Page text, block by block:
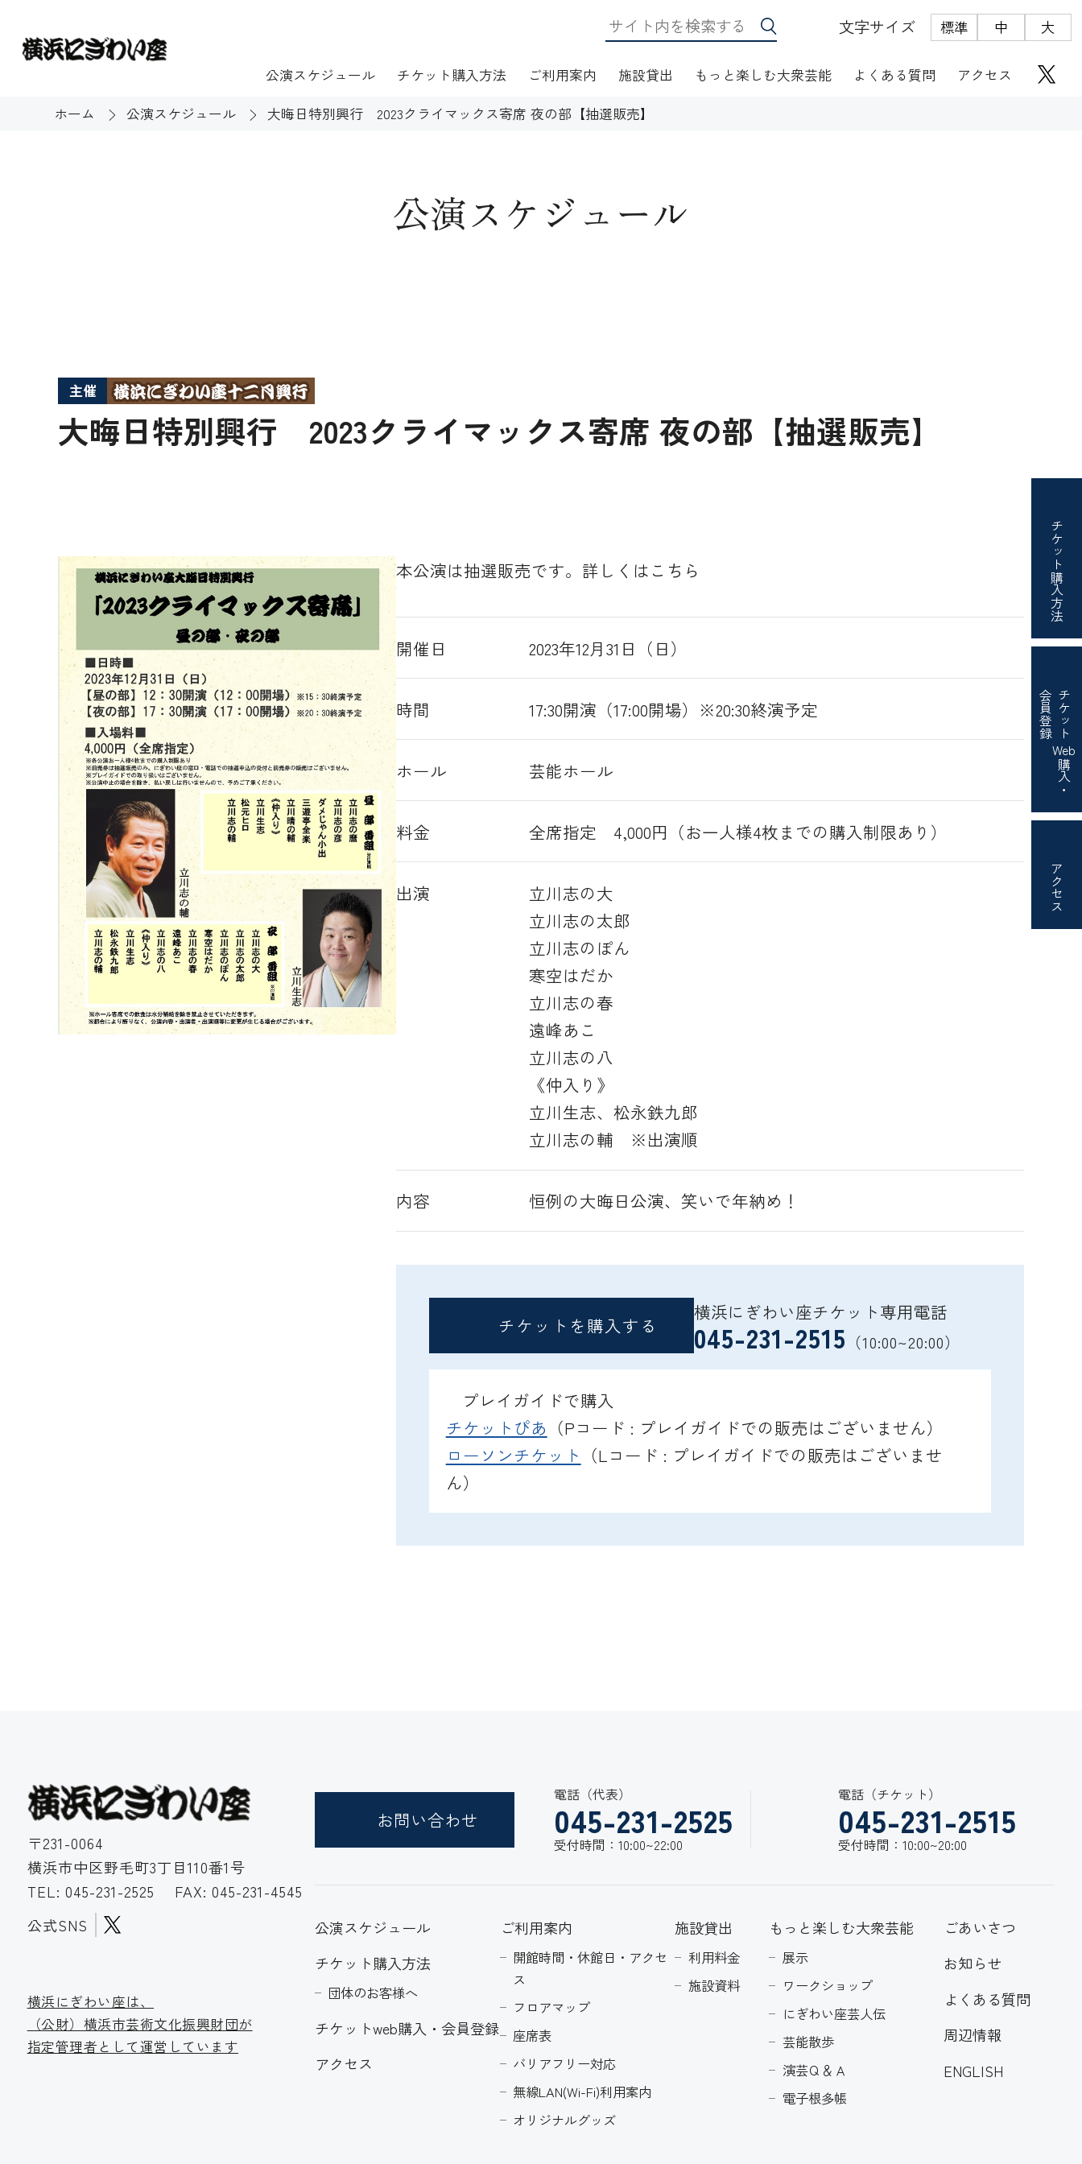
文字サイズ 標準 中 大
公演スケジュール チケット購入方法 ご利用案内
開館時間・休館日・アクセス フロアマップ
施設貸出
施設資料
もっと楽しむ大衆芸能
ワークショップ
よくある質問 アクセス
チケット
購入方法
チケット
Web
購入・
会員登録
アクセス
ホーム 公演スケジュール 大晦日特別興行 2023クライマックス寄席 夜の部【抽選販売】
公演スケジュール
主催
大晦日特別興行 2023クライマックス寄席 夜の部【抽選販売】
本公演は抽選販売です。詳しくは こちら
開催日 2023年12月31日（日）
時間 17:30開演（17:00開場）※20:30終演予定
ホール 芸能ホール
料金 全席指定 4,000円（お一人様4枚までの購入制限あり）
出演
立川志の大
立川志の太郎
立川志のぽん
寒空はだか
立川志の春
遠峰あこ
立川志の八
《仲入り》
立川生志、松永鉄九郎
立川志の輔 ※出演順
内容 恒例の大晦日公演、笑いで年納め！
チケットを購入する
横浜にぎわい座チケット専用電話
045-231-2515 （10:00~20:00）
プレイガイドで購入
チケットぴあ （Pコード : プレイガイドでの販売はございません）
ローソンチケット （Lコード : プレイガイドでの販売はございませ
ん）
〒231-0064
横浜市中区野毛町3丁目110番1号
TEL: 045-231-2525
FAX: 045-231-4545
公式SNS
お問い合わせ
電話（代表）
045-231-2525
受付時間：10:00~22:00
電話（チケット）
045-231-2515
受付時間：10:00~20:00
横浜にぎわい座は、
（公財）横浜市芸術文化振興財団が
指定管理者として運営しています
公演スケジュール
チケット購入方法
団体のお客様へ
チケットweb購入・会員登録
アクセス
ご利用案内
開館時間・休館日・アクセ
ス
フロアマップ
座席表
バリアフリー対応
無線LAN(Wi-Fi)利用案内
オリジナルグッズ
施設貸出
利用料金
施設資料
もっと楽しむ大衆芸能
展示
ワークショップ
にぎわい座芸人伝
芸能散歩
演芸Ｑ＆Ａ
電子根多帳
ごあいさつ
お知らせ
よくある質問
周辺情報
ENGLISH